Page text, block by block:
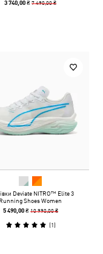
3 740,00 ₴7 490,00 ₴
Deviate NITRO™ Elite 3
Running Shoes Women
5 490,00 ₴ 10 990,00 ₴
(1)